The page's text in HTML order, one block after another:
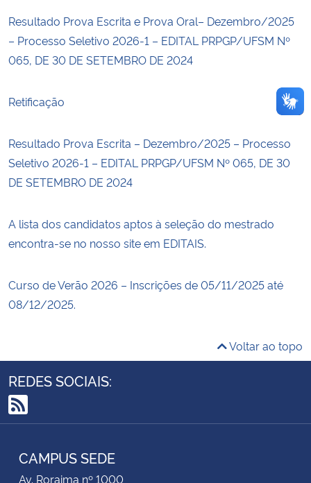
Gabinete de Segurança Institucional
Advocacia-Geral da União
Banco Central do Brasil
Resultado Prova Escrita e Prova Oral– Dezembro/2025
– Processo Seletivo 2026-1 – EDITAL PRPGP/UFSM Nº
065, DE 30 DE SETEMBRO DE 2024
Retificação
Resultado Prova Escrita – Dezembro/2025 – Processo
Seletivo 2026-1 – EDITAL PRPGP/UFSM Nº 065, DE 30
DE SETEMBRO DE 2024
A lista dos candidatos aptos à seleção do mestrado
encontra-se no nosso site em EDITAIS.
Curso de Verão 2026 – Inscrições de 05/11/2025 até
08/12/2025.
Voltar ao topo
REDES SOCIAIS:
RSS
CAMPUS SEDE
Av. Roraima nº 1000